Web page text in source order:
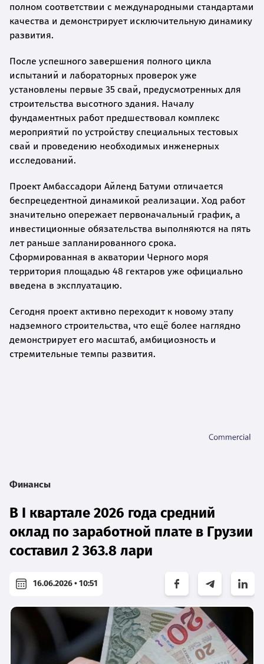
полном соответствии с международными стандартами
качества и демонстрирует исключительную динамику
развития.
После успешного завершения полного цикла
испытаний и лабораторных проверок уже
установлены первые 35 свай, предусмотренных для
строительства высотного здания. Началу
фундаментных работ предшествовал комплекс
мероприятий по устройству специальных тестовых
свай и проведению необходимых инженерных
исследований.
Проект Амбассадори Айленд Батуми отличается
беспрецедентной динамикой реализации. Ход работ
значительно опережает первоначальный график, а
инвестиционные обязательства выполняются на пять
лет раньше запланированного срока.
Сформированная в акватории Черного моря
территория площадью 48 гектаров уже официально
введена в эксплуатацию.
Сегодня проект активно переходит к новому этапу
надземного строительства, что ещё более наглядно
демонстрирует его масштаб, амбициозность и
стремительные темпы развития.
Финансы
В I квартале 2026 года средний
оклад по заработной плате в Грузии
составил 2 363.8 лари
16.06.2026 • 10:51